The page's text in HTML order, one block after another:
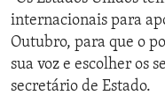
internacionais para
Outubro, para que o
sua voz e escolher os
secretário de Estado.